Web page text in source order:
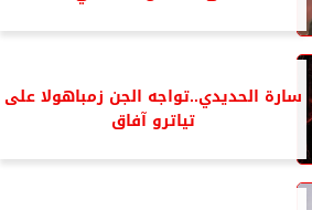
سارة الحديدي..تواجه الجن زمباهولا على
تياترو آفاق